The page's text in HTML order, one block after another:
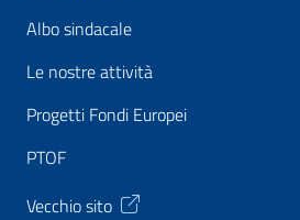
Albo sindacale
Le nostre attività
Progetti Fondi Europei
PTOF
Vecchio sito